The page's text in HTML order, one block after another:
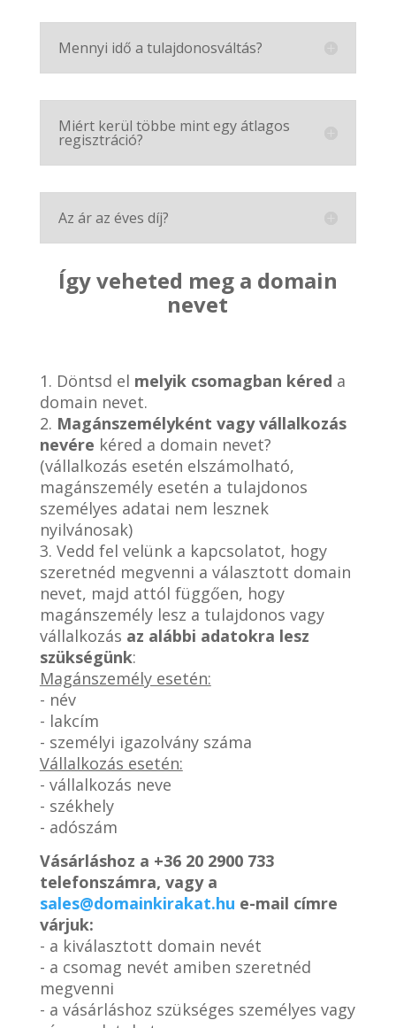
Mennyi idő a tulajdonosváltás?
Miért kerül többe mint egy átlagos
regisztráció?
Az ár az éves díj?
Így veheted meg a domain
nevet
1. Döntsd el melyik csomagban kéred a
domain nevet.
2. Magánszemélyként vagy vállalkozás
nevére kéred a domain nevet?
(vállalkozás esetén elszámolható,
magánszemély esetén a tulajdonos
személyes adatai nem lesznek
nyilvánosak)
3. Vedd fel velünk a kapcsolatot, hogy
szeretnéd megvenni a választott domain
nevet, majd attól függően, hogy
magánszemély lesz a tulajdonos vagy
vállalkozás az alábbi adatokra lesz
szükségünk:
Magánszemély esetén:
- név
- lakcím
- személyi igazolvány száma
Vállalkozás esetén:
- vállalkozás neve
- székhely
- adószám
Vásárláshoz a +36 20 2900 733
telefonszámra, vagy a
sales@domainkirakat.hu e-mail címre
várjuk:
- a kiválasztott domain nevét
- a csomag nevét amiben szeretnéd
megvenni
- a vásárláshoz szükséges személyes vagy